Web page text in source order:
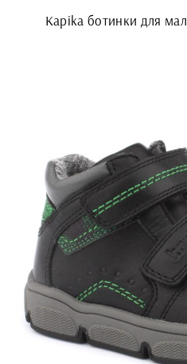
Kapika ботинки для